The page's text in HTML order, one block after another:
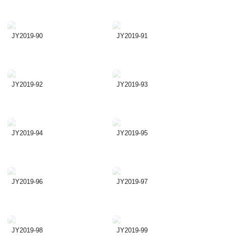
JY2019-90 JY2019-91
JY2019-92 JY2019-93
JY2019-94 JY2019-95
JY2019-96 JY2019-97
JY2019-98 JY2019-99